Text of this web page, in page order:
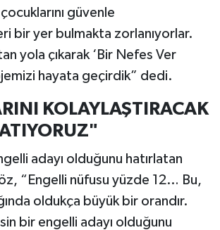
güvenle
bir yer bulmakta zorlanıyorlar.
yola çıkarak ‘Bir Nefes Ver
hayata geçirdik” dedi.
KOLAYLAŞTIRACAK
adayı olduğunu hatırlatan
“Engelli nüfusu yüzde 12… Bu,
oldukça büyük bir orandır.
bir engelli adayı olduğunu